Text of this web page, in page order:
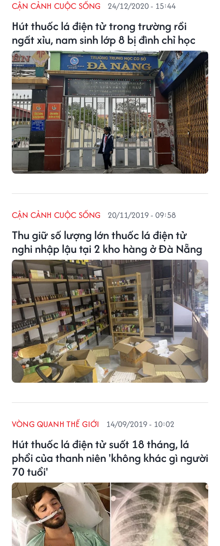
Hút thuốc lá điện tử trong trường rồi
ngất xỉu, nam sinh lớp 8 bị đình chỉ học
CẬN CẢNH CUỘC SỐNG 24/12/2020 - 15:44
Thu giữ số lượng lớn thuốc lá điện tử
nghi nhập lậu tại 2 kho hàng ở Đà Nẵng
CẬN CẢNH CUỘC SỐNG 20/11/2019 - 09:58
Hút thuốc lá điện tử suốt 18 tháng, lá
phổi của thanh niên 'không khác gì người
70 tuổi'
VÒNG QUANH THẾ GIỚI 14/09/2019 - 10:02